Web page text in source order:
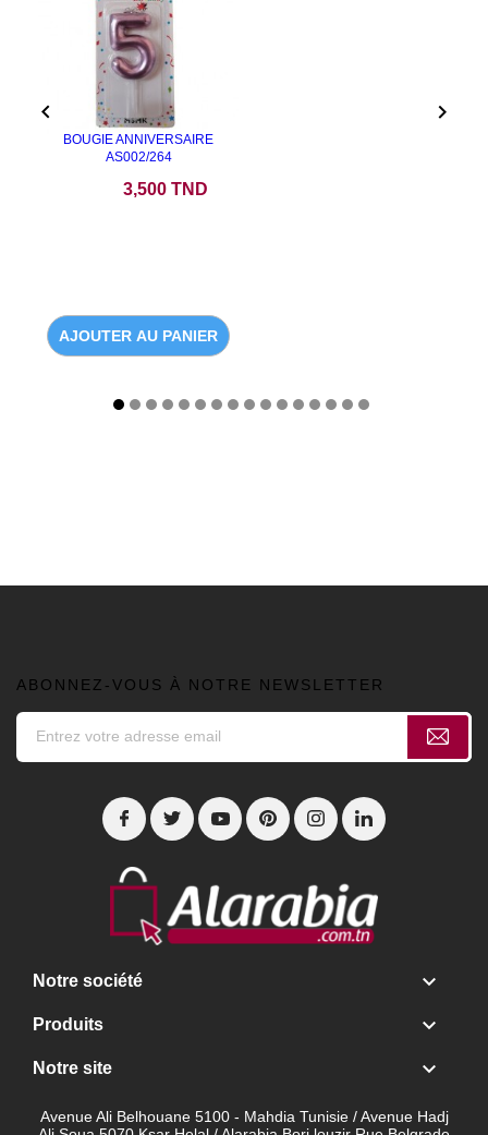
BOUGIE ANNIVERSAIRE
AS002/264
3,500 TND
AJOUTER AU PANIER
 
ABONNEZ-VOUS À NOTRE NEWSLETTER
Notre société 
Produits 
Notre site 
Avenue Ali Belhouane 5100 - Mahdia Tunisie / Avenue Hadj